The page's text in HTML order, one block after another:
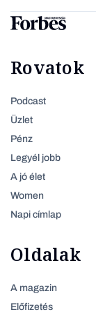
Rovatok
Podcast
Üzlet
Pénz
Legyél jobb
A jó élet
Women
Napi címlap
Oldalak
A magazin
Előfizetés